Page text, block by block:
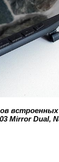
встроенных
Mirror Dual,